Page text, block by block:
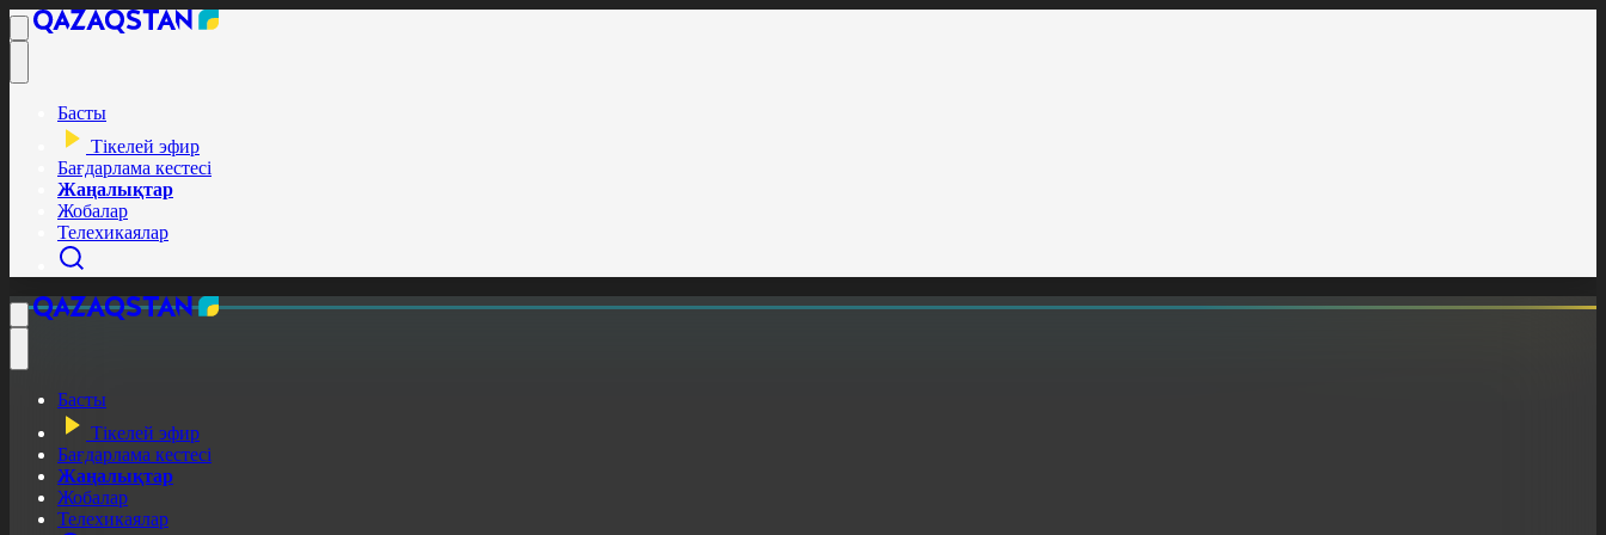
Басты
Тікелей эфир
Бағдарлама кестесі
Жаңалықтар
Жобалар
Телехикаялар
Басты
Тікелей эфир
Бағдарлама кестесі
Жаңалықтар
Жобалар
Телехикаялар